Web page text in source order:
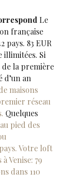
Le
française
pays. 83 EUR
illimitées. Si
de la première
an
maisons
réseau
Quelques
pied des
Votre loft
Venise: 79
dans 110